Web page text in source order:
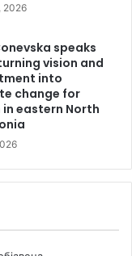
2026
speaks
vision and
into
change for
in eastern North